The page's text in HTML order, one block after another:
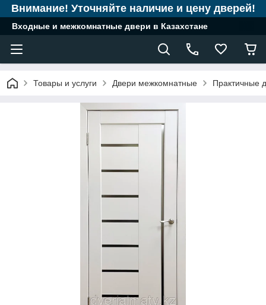
Внимание! Уточняйте наличие и цену дверей!
Входные и межкомнатные двери в Казахстане
Товары и услуги Двери межкомнатные Практичные